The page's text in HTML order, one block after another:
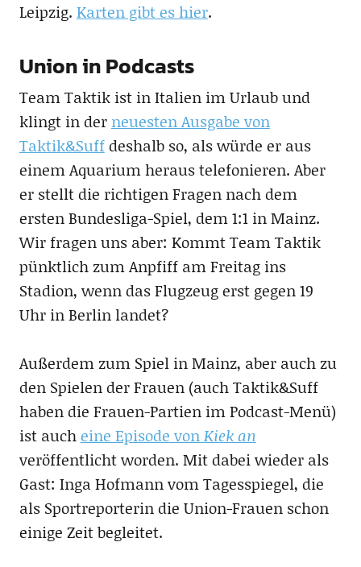
Leipzig. Karten gibt es hier.
Union in Podcasts
Team Taktik ist in Italien im Urlaub und
klingt in der neuesten Ausgabe von
Taktik&Suffdeshalb so, als würde er aus
einem Aquarium heraus telefonieren. Aber
er stellt die richtigen Fragen nach dem
ersten Bundesliga-Spiel, dem 1:1 in Mainz.
Wir fragen uns aber: Kommt Team Taktik
pünktlich zum Anpfiff am Freitag ins
Stadion, wenn das Flugzeug erst gegen 19
Uhr in Berlin landet?
Außerdem zum Spiel in Mainz, aber auch zu
den Spielen der Frauen (auch Taktik&Suff
haben die Frauen-Partien im Podcast-Menü)
ist auch eine Episode vonKiek an
veröffentlicht worden. Mit dabei wieder als
Gast: Inga Hofmann vom Tagesspiegel, die
als Sportreporterin die Union-Frauen schon
einige Zeit begleitet.